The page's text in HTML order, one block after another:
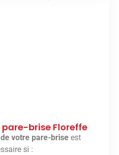
brise Floreffe
votre pare-briseest
si :